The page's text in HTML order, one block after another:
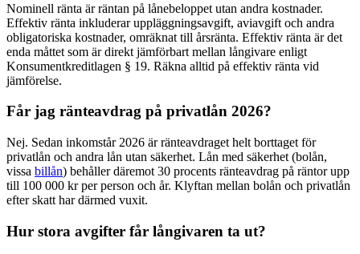
Nominell ränta är räntan på lånebeloppet utan andra kostnader.
Effektiv ränta inkluderar uppläggningsavgift, aviavgift och andra
obligatoriska kostnader, omräknat till årsränta. Effektiv ränta är det
enda måttet som är direkt jämförbart mellan långivare enligt
Konsumentkreditlagen § 19. Räkna alltid på effektiv ränta vid
jämförelse.
Får jag ränteavdrag på privatlån 2026?
Nej. Sedan inkomstår 2026 är ränteavdraget helt borttaget för
privatlån och andra lån utan säkerhet. Lån med säkerhet (bolån,
vissa billån) behåller däremot 30 procents ränteavdrag på räntor upp
till 100 000 kr per person och år. Klyftan mellan bolån och privatlån
efter skatt har därmed vuxit.
Hur stora avgifter får långivaren ta ut?